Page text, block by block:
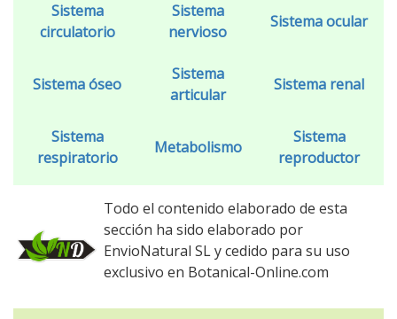
Sistema
circulatorio
Sistema
nervioso
Sistema ocular
Sistema óseo
Sistema
articular
Sistema renal
Sistema
respiratorio
Metabolismo
Sistema
reproductor
Todo el contenido elaborado de esta
sección ha sido elaborado por
EnvioNatural SL y cedido para su uso
exclusivo en Botanical-Online.com